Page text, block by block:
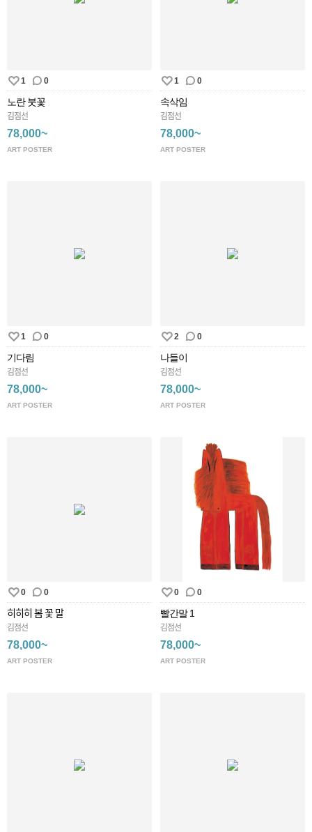
1 0
노란 붓꽃
김점선
78,000~
ART POSTER
1 0
속삭임
김점선
78,000~
ART POSTER
1 0
기다림
김점선
78,000~
ART POSTER
2 0
나들이
김점선
78,000~
ART POSTER
0 0
히히히 봄 꽃 말
김점선
78,000~
ART POSTER
0 0
빨간말 1
김점선
78,000~
ART POSTER